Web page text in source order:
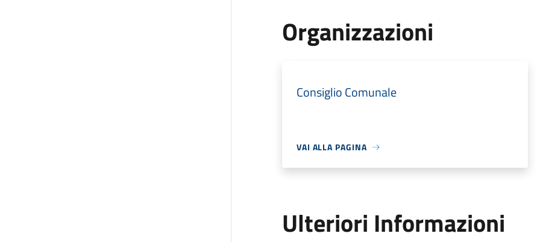
Organizzazioni
Consiglio Comunale
VAI ALLA PAGINA
Ulteriori Informazioni